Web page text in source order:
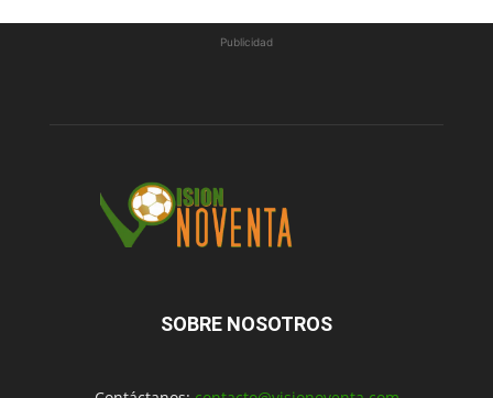
Publicidad
SOBRE NOSOTROS